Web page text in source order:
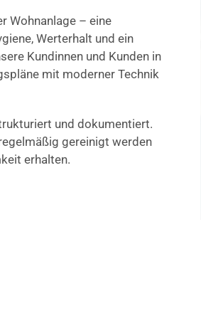
Wohnanlage – eine
Werterhalt und ein
Kundinnen und Kunden in
mit moderner Technik
und dokumentiert.
gereinigt werden
erhalten.